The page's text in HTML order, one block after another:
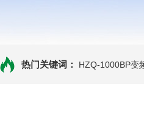
热门关键词： HZQ-1000BP变